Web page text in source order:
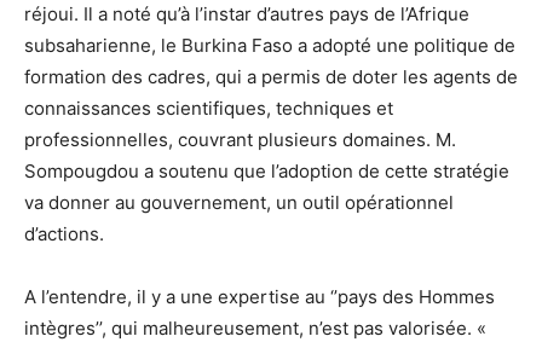
réjoui. Il a noté qu’à l’instar d’autres pays de l’Afrique
subsaharienne, le Burkina Faso a adopté une politique de
formation des cadres, qui a permis de doter les agents de
connaissances scientifiques, techniques et
professionnelles, couvrant plusieurs domaines. M.
Sompougdou a soutenu que l’adoption de cette stratégie
va donner au gouvernement, un outil opérationnel
d’actions.
A l’entendre, il y a une expertise au ‘’pays des Hommes
intègres’’, qui malheureusement, n’est pas valorisée. «